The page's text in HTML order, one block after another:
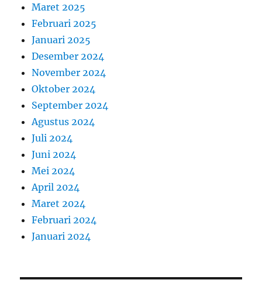
Maret 2025
Februari 2025
Januari 2025
Desember 2024
November 2024
Oktober 2024
September 2024
Agustus 2024
Juli 2024
Juni 2024
Mei 2024
April 2024
Maret 2024
Februari 2024
Januari 2024